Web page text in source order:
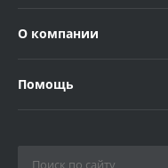
О компании
Помощь